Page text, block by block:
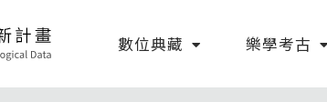
數位典藏 樂學考古